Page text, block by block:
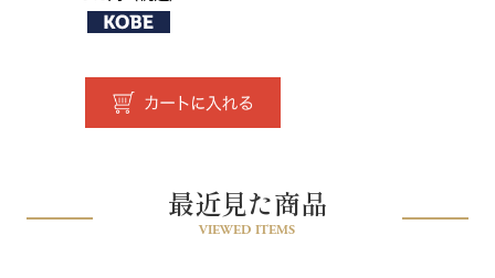
最近見た商品
VIEWED ITEMS